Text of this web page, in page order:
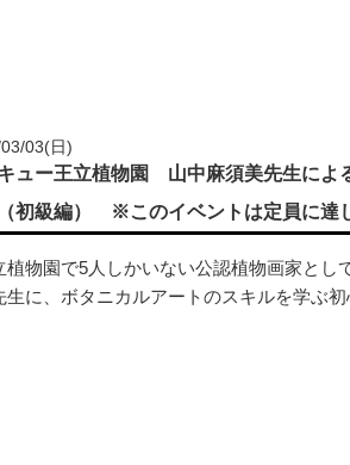
03(日)
ュー王立植物園 山中麻須美先生によ
初級編） ※このイベントは定員に達
植物園で5人しかいない公認植物画家とし
生に、ボタニカルアートのスキルを学ぶ